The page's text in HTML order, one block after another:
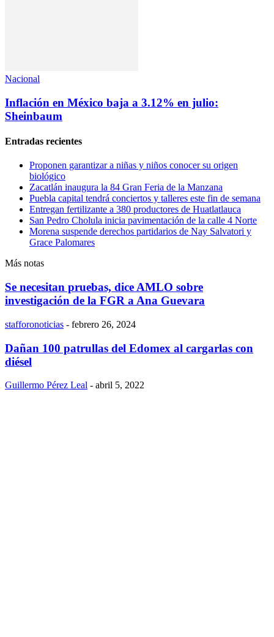
Nacional
Inflación en México baja a 3.12% en julio:
Sheinbaum
Entradas recientes
Proponen garantizar a niñas y niños conocer su origen
biológico
Zacatlán inaugura la 84 Gran Feria de la Manzana
Puebla capital tendrá conciertos y talleres este fin de semana
Entregan fertilizante a 380 productores de Huatlatlauca
San Pedro Cholula inicia pavimentación de la calle 4 Norte
Morena suspende derechos partidarios de Nay Salvatori y
Grace Palomares
Más notas
Se necesitan pruebas, dice AMLO sobre
investigación de la FGR a Ana Guevara
stafforonoticias - febrero 26, 2024
Dañan 100 patrullas del Edomex al cargarlas con
diésel
Guillermo Pérez Leal - abril 5, 2022